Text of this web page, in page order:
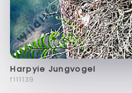
Harpyie Jungvogel
f111139